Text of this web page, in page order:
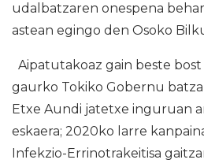
udalbatzaren onespena
astean egingo den Osoko
Aipatutakoaz gain beste
gaurko Tokiko Gobernu
Etxe Aundi jatetxe inguruan
eskaera; 2020ko larre
Infekzio-Errinotrakeitisa